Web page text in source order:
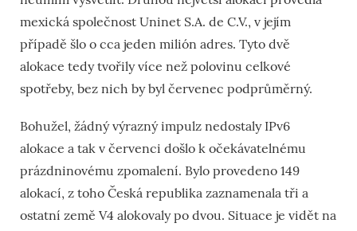
mexická společnost Uninet S.A. de C.V., v jejím
případě šlo o cca jeden milión adres. Tyto dvě
alokace tedy tvořily více než polovinu celkové
spotřeby, bez nich by byl červenec podprůměrný.
Bohužel, žádný výrazný impulz nedostaly IPv6
alokace a tak v červenci došlo k očekávatelnému
prázdninovému zpomalení. Bylo provedeno 149
alokací, z toho Česká republika zaznamenala tři a
ostatní země V4 alokovaly po dvou. Situace je vidět na